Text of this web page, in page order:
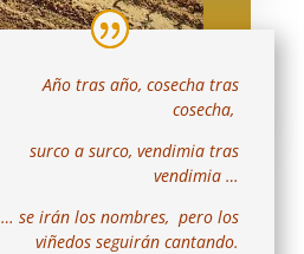
Año tras año,cosecha tras
cosecha,
surco a surco, vendimia tras
vendimia …
… se irán los nombres, pero los
viñedos seguirán cantando.